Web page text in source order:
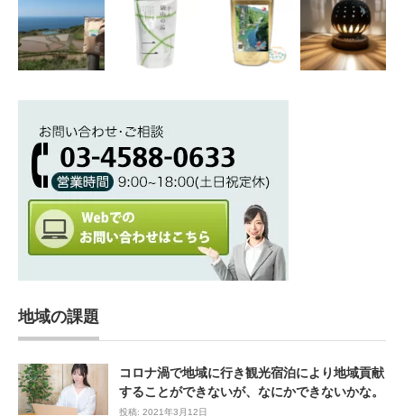
地域の課題
コロナ渦で地域に行き観光宿泊により地域貢献
することができないが、なにかできないかな。
投稿: 2021年3月12日